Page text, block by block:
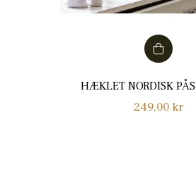
HÆKLET NORDISK
Normalpris
249,00 kr